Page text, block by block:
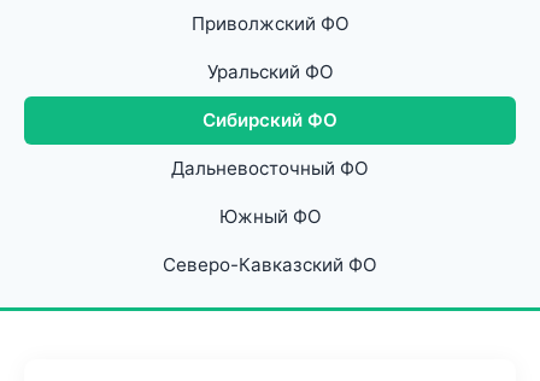
Приволжский ФО
Уральский ФО
Сибирский ФО
Дальневосточный ФО
Южный ФО
Северо-Кавказский ФО